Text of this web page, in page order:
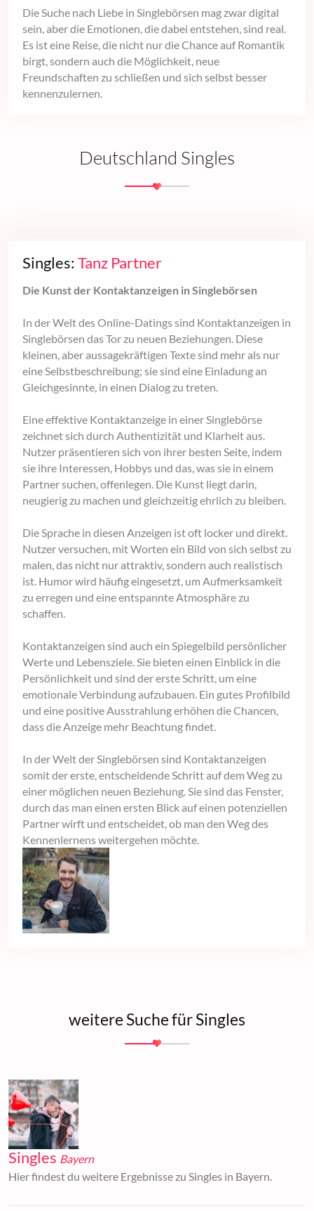
Die Suche nach Liebe in Singlebörsen mag zwar digital
sein, aber die Emotionen, die dabei entstehen, sind real.
Es ist eine Reise, die nicht nur die Chance auf Romantik
birgt, sondern auch die Möglichkeit, neue
Freundschaften zu schließen und sich selbst besser
kennenzulernen.
Deutschland Singles
Singles: Tanz Partner
Die Kunst der Kontaktanzeigen in Singlebörsen
In der Welt des Online-Datings sind Kontaktanzeigen in
Singlebörsen das Tor zu neuen Beziehungen. Diese
kleinen, aber aussagekräftigen Texte sind mehr als nur
eine Selbstbeschreibung; sie sind eine Einladung an
Gleichgesinnte, in einen Dialog zu treten.
Eine effektive Kontaktanzeige in einer Singlebörse
zeichnet sich durch Authentizität und Klarheit aus.
Nutzer präsentieren sich von ihrer besten Seite, indem
sie ihre Interessen, Hobbys und das, was sie in einem
Partner suchen, offenlegen. Die Kunst liegt darin,
neugierig zu machen und gleichzeitig ehrlich zu bleiben.
Die Sprache in diesen Anzeigen ist oft locker und direkt.
Nutzer versuchen, mit Worten ein Bild von sich selbst zu
malen, das nicht nur attraktiv, sondern auch realistisch
ist. Humor wird häufig eingesetzt, um Aufmerksamkeit
zu erregen und eine entspannte Atmosphäre zu
schaffen.
Kontaktanzeigen sind auch ein Spiegelbild persönlicher
Werte und Lebensziele. Sie bieten einen Einblick in die
Persönlichkeit und sind der erste Schritt, um eine
emotionale Verbindung aufzubauen. Ein gutes Profilbild
und eine positive Ausstrahlung erhöhen die Chancen,
dass die Anzeige mehr Beachtung findet.
In der Welt der Singlebörsen sind Kontaktanzeigen
somit der erste, entscheidende Schritt auf dem Weg zu
einer möglichen neuen Beziehung. Sie sind das Fenster,
durch das man einen ersten Blick auf einen potenziellen
Partner wirft und entscheidet, ob man den Weg des
Kennenlernens weitergehen möchte.
weitere Suche für Singles
Singles Bayern
Hier findest du weitere Ergebnisse zu Singles in Bayern.